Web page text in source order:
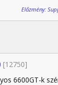
Előzmény:
[12750]
6600GT-k